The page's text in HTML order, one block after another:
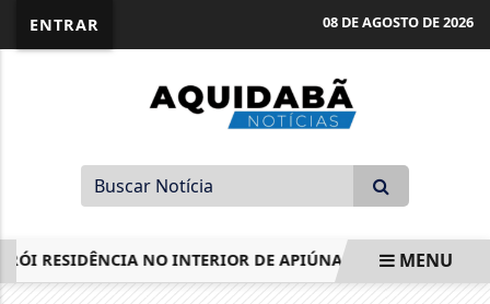
ENTRAR 08 DE AGOSTO DE 2026
RESIDÊNCIA NO INTERIOR DE APIÚNA DESMANCHE
MENU